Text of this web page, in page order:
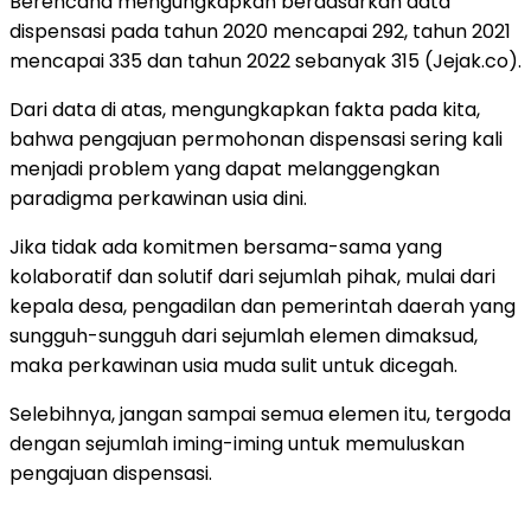
dispensasi pada tahun 2020 mencapai 292, tahun 2021
mencapai 335 dan tahun 2022 sebanyak 315 (Jejak.co).
Dari data di atas, mengungkapkan fakta pada kita,
bahwa pengajuan permohonan dispensasi sering kali
menjadi problem yang dapat melanggengkan
paradigma perkawinan usia dini.
Jika tidak ada komitmen bersama-sama yang
kolaboratif dan solutif dari sejumlah pihak, mulai dari
kepala desa, pengadilan dan pemerintah daerah yang
sungguh-sungguh dari sejumlah elemen dimaksud,
maka perkawinan usia muda sulit untuk dicegah.
Selebihnya, jangan sampai semua elemen itu, tergoda
dengan sejumlah iming-iming untuk memuluskan
pengajuan dispensasi.